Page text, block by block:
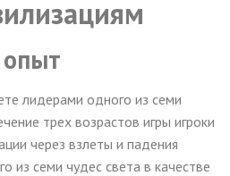
лидерами одного из семи
трех возрастов игры игроки
через взлеты и падения
из семи чудес света в качестве